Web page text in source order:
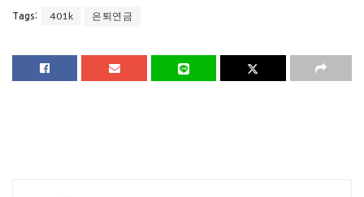
Tags: 401k 은퇴연금